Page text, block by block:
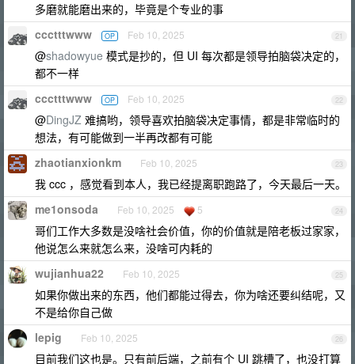
多磨就能磨出来的，毕竟是个专业的事
21
ccctttwww OP Feb 10, 2025
@shadowyue 模式是抄的，但 UI 每次都是领导拍脑袋决定的，
都不一样
22
ccctttwww OP Feb 10, 2025
@DingJZ 难搞哟，领导喜欢拍脑袋决定事情，都是非常临时的
想法，有可能做到一半再改都有可能
23
zhaotianxionkm Feb 10, 2025
我 ccc ，感觉看到本人，我已经提离职跑路了，今天最后一天。
24
me1onsoda Feb 10, 2025 5
哥们工作大多数是没啥社会价值，你的价值就是陪老板过家家，
他说怎么来就怎么来，没啥可内耗的
25
wujianhua22 Feb 10, 2025
如果你做出来的东西，他们都能过得去，你为啥还要纠结呢，又
不是给你自己做
26
lepig Feb 10, 2025
目前我们这也是。只有前后端，之前有个 UI 跳槽了，也没打算